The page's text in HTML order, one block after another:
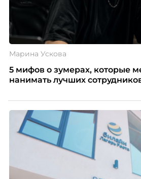
Марина Ускова
5 мифов о зумерах, которые
нанимать лучших